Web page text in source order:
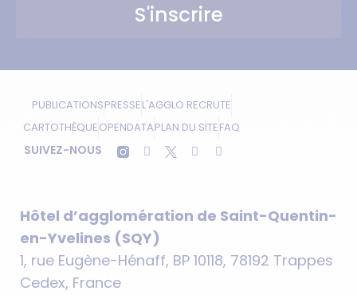
S'inscrire
PUBLICATIONSPRESSEL'AGGLO RECRUTE
CARTOTHÈQUEOPENDATAPLAN DU SITEFAQ
SUIVEZ-NOUS
Hôtel d’agglomération de Saint-Quentin-
en-Yvelines (SQY)
1, rue Eugène-Hénaff, BP 10118, 78192 Trappes
Cedex, France